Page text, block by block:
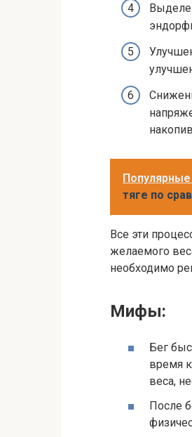
Популярные
тяге по
Все эти
желаемого
необходимо
Мифы:
Бег
время
веса,
После